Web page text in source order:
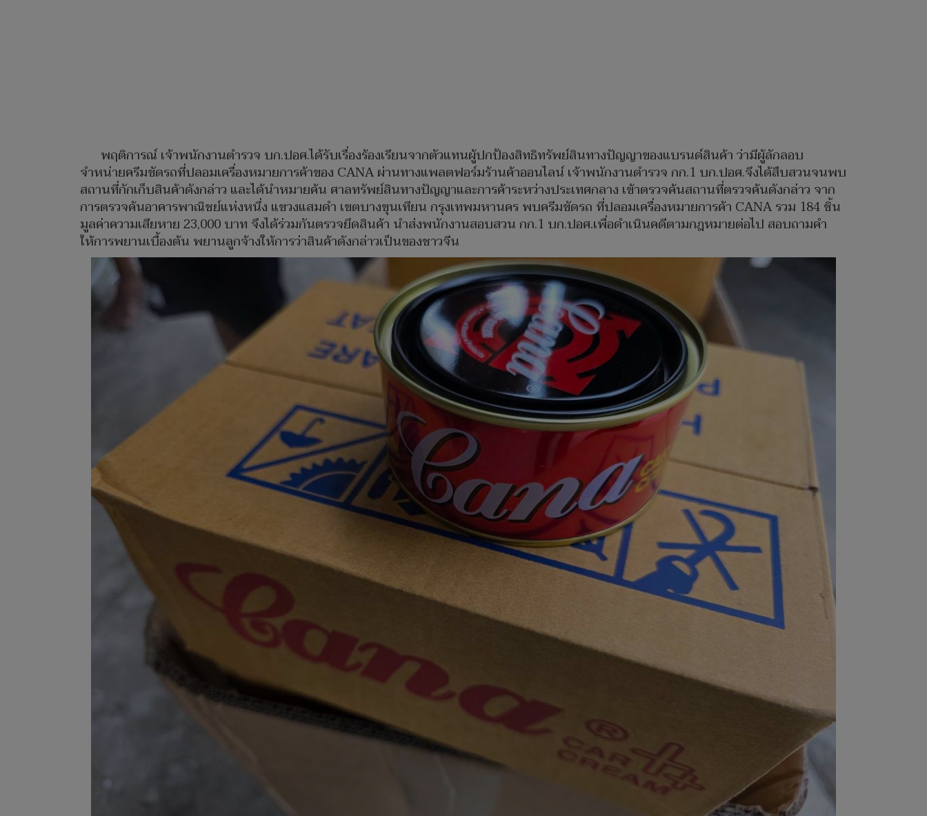
พฤติการณ์ เจ้าพนักงานตำรวจ บก.ปอศ.ได้รับเรื่องร้องเรียนจากตัวแทนผู้ปกป้องสิทธิทรัพย์สินทางปัญญาของแบรนด์สินค้า ว่ามีผู้ลักลอบ
จำหน่ายครีมขัดรถที่ปลอมเครื่องหมายการค้าของ CANA ผ่านทางแพลตฟอร์มร้านค้าออนไลน์ เจ้าพนักงานตำรวจ กก.1 บก.ปอศ.จึงได้สืบสวนจนพบ
สถานที่กักเก็บสินค้าดังกล่าว และได้นำหมายค้น ศาลทรัพย์สินทางปัญญาและการค้าระหว่างประเทศกลาง เข้าตรวจค้นสถานที่ตรวจค้นดังกล่าว จาก
การตรวจค้นอาคารพาณิชย์แห่งหนึ่ง แขวงแสมดำ เขตบางขุนเทียน กรุงเทพมหานคร พบครีมขัดรถ ที่ปลอมเครื่องหมายการค้า CANA รวม 184 ชิ้น
มูลค่าความเสียหาย 23,000 บาท จึงได้ร่วมกันตรวจยึดสินค้า นำส่งพนักงานสอบสวน กก.1 บก.ปอศ.เพื่อดำเนินคดีตามกฎหมายต่อไป สอบถามคำ
ให้การพยานเบื้องต้น พยานลูกจ้างให้การว่าสินค้าดังกล่าวเป็นของชาวจีน